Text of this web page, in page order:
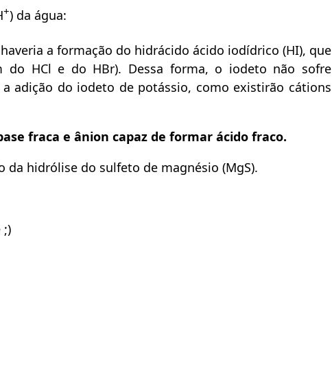
+) da água:
a formação do hidrácido ácido iodídrico (HI), que
HCl e do HBr). Dessa forma, o iodeto não sofre
adição do iodeto de potássio, como existirão cátions
fraca e ânion capaz de formar ácido fraco.
hidrólise do sulfeto de magnésio (MgS).
;)